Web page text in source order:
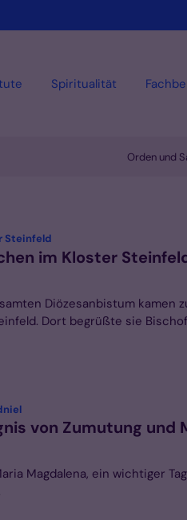
Spiritualität
Orden und
Steinfeld:
im Kloster
Diözesanbistum kamen
Dort begrüßte sie Bischof
:
von Zumutung und
Magdalena, ein wichtiger